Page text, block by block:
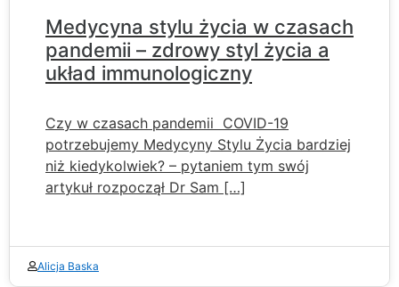
Medycyna stylu życia w czasach
pandemii – zdrowy styl życia a
układ immunologiczny
Czy w czasach pandemii COVID-19
potrzebujemy Medycyny Stylu Życia bardziej
niż kiedykolwiek? – pytaniem tym swój
artykuł rozpoczął Dr Sam […]
Alicja Baska